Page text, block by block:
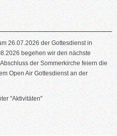
26.07.2026 der Gottesdienst in
begehen wir den nächste
der Sommerkirche feiern die
Open Air Gottesdienst an der
"Aktivitäten"